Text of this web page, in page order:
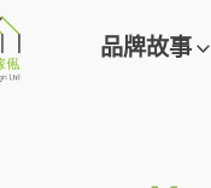
品牌故事